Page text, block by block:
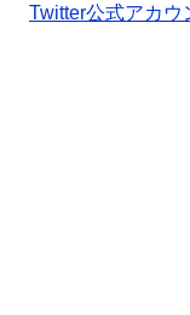
Twitter公式アカウ